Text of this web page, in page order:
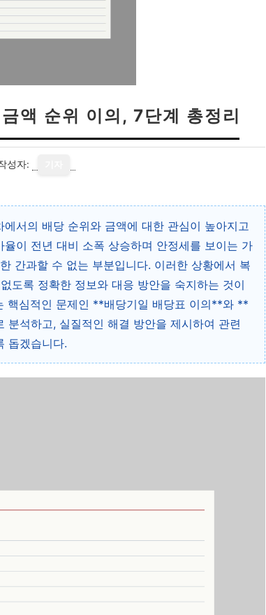
액 순위 이의, 7단계 총정리
성자:
서의 배당 순위와 금액에 대한 관심이 높아지고
이 전년 대비 소폭 상승하며 안정세를 보이는 가
간과할 수 없는 부분입니다. 이러한 상황에서 복
도록 정확한 정보와 대응 방안을 숙지하는 것이
핵심적인 문제인 **배당기일 배당표 이의**와 **
석하고, 실질적인 해결 방안을 제시하여 관련
돕겠습니다.